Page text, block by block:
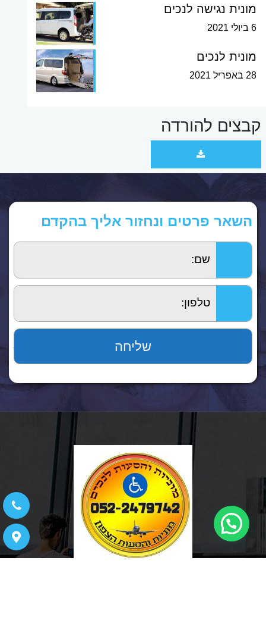
מונית נגישה לנכים
6 ביולי 2021
מונית לנכים
28 באפריל 2021
קבצים להורדה
השאר פרטים ונחזור אליך בהקדם